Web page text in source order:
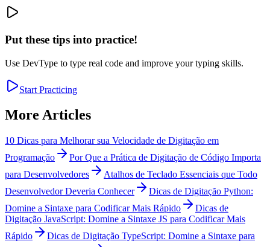
Put these tips into practice!
Use DevType to type real code and improve your typing skills.
Start Practicing
More Articles
10 Dicas para Melhorar sua Velocidade de Digitação em
Programação
Por Que a Prática de Digitação de Código Importa
para Desenvolvedores
Atalhos de Teclado Essenciais que Todo
Desenvolvedor Deveria Conhecer
Dicas de Digitação Python:
Domine a Sintaxe para Codificar Mais Rápido
Dicas de
Digitação JavaScript: Domine a Sintaxe JS para Codificar Mais
Rápido
Dicas de Digitação TypeScript: Domine a Sintaxe para